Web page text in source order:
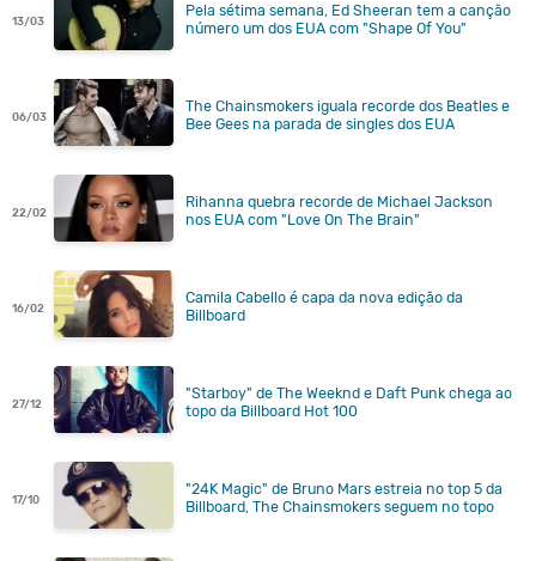
13/03
Pela sétima semana, Ed Sheeran tem a canção
número um dos EUA com "Shape Of You"
06/03
The Chainsmokers iguala recorde dos Beatles e
Bee Gees na parada de singles dos EUA
22/02
Rihanna quebra recorde de Michael Jackson
nos EUA com "Love On The Brain"
16/02
Camila Cabello é capa da nova edição da
Billboard
27/12
"Starboy" de The Weeknd e Daft Punk chega ao
topo da Billboard Hot 100
17/10
"24K Magic" de Bruno Mars estreia no top 5 da
Billboard, The Chainsmokers seguem no topo